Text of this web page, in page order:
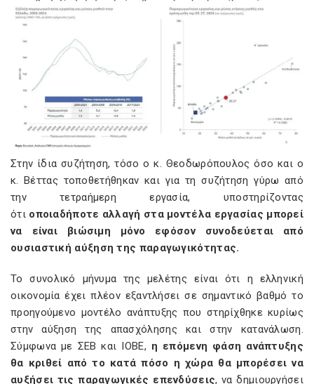
Στην ίδια συζήτηση, τόσο ο κ. Θεοδωρόπουλος όσο και ο
κ. Βέττας τοποθετήθηκαν και για τη συζήτηση γύρω από
την τετραήμερη εργασία, υποστηρίζοντας
ότιοποιαδήποτε αλλαγή στα μοντέλα εργασίας μπορεί
να είναι βιώσιμη μόνο εφόσον συνοδεύεται από
ουσιαστική αύξηση της παραγωγικότητας.
Το συνολικό μήνυμα της μελέτης είναι ότι η ελληνική
οικονομία έχει πλέον εξαντλήσει σε σημαντικό βαθμό το
προηγούμενο μοντέλο ανάπτυξης που στηρίχθηκε κυρίως
στην αύξηση της απασχόλησης και στην κατανάλωση.
Σύμφωνα με ΣΕΒ και ΙΟΒΕ, η επόμενη φάση ανάπτυξης
θα κριθεί από το κατά πόσο η χώρα θα μπορέσει να
αυξήσει τις παραγωγικές επενδύσεις, να δημιουργήσει